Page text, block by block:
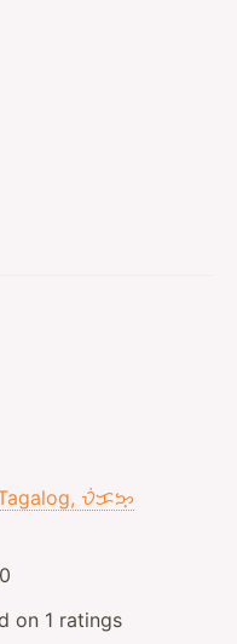
ᜏᜒᜃᜅ᜔
on 1 ratings